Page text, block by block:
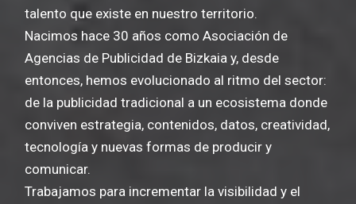
talento que existe en nuestro territorio.
Nacimos hace 30 años como Asociación de
Agencias de Publicidad de Bizkaia y, desde
entonces, hemos evolucionado al ritmo del sector:
de la publicidad tradicional a un ecosistema donde
conviven estrategia, contenidos, datos, creatividad,
tecnología y nuevas formas de producir y
comunicar.
Trabajamos para incrementar la visibilidad y el